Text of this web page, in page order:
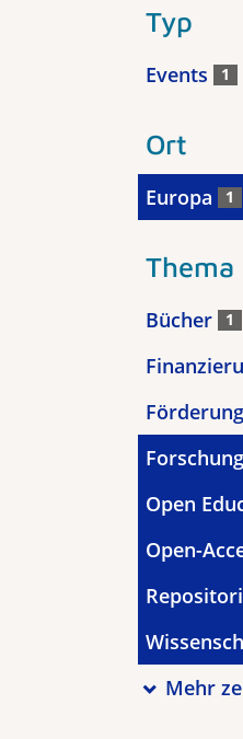
Typ
Events 1
Ort
Europa 1
Thema
Bücher 1
Förderung
Open
Open-
Mehr